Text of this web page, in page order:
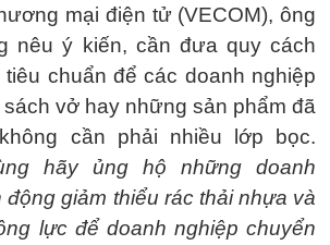
mại điện tử (VECOM), ông
nêu ý kiến, cần đưa quy cách
chuẩn để các doanh nghiệp
vở hay những sản phẩm đã
cần phải nhiều lớp bọc.
hãy ủng hộ những doanh
giảm thiểu rác thải nhựa và
lực để doanh nghiệp chuyển